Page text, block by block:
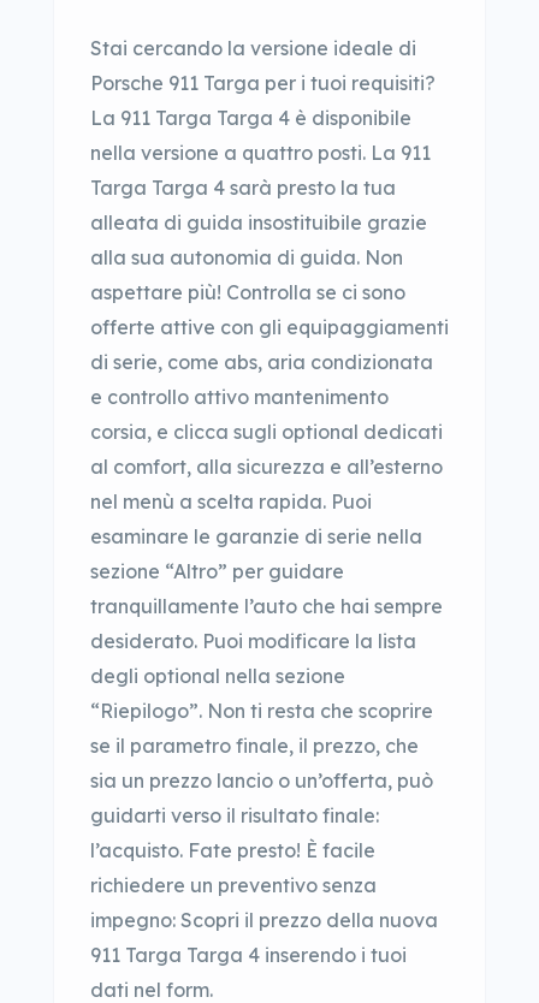
Stai cercando la versione ideale di
Porsche 911 Targa per i tuoi requisiti?
La 911 Targa Targa 4 è disponibile
nella versione a quattro posti. La 911
Targa Targa 4 sarà presto la tua
alleata di guida insostituibile grazie
alla sua autonomia di guida. Non
aspettare più! Controlla se ci sono
offerte attive con gli equipaggiamenti
di serie, come abs, aria condizionata
e controllo attivo mantenimento
corsia, e clicca sugli optional dedicati
al comfort, alla sicurezza e all’esterno
nel menù a scelta rapida. Puoi
esaminare le garanzie di serie nella
sezione “Altro” per guidare
tranquillamente l’auto che hai sempre
desiderato. Puoi modificare la lista
degli optional nella sezione
“Riepilogo”. Non ti resta che scoprire
se il parametro finale, il prezzo, che
sia un prezzo lancio o un’offerta, può
guidarti verso il risultato finale:
l’acquisto. Fate presto! È facile
richiedere un preventivo senza
impegno: Scopri il prezzo della nuova
911 Targa Targa 4 inserendo i tuoi
dati nel form.